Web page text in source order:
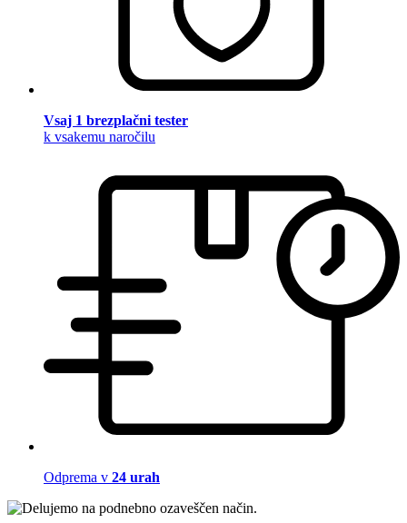
Vsaj 1 brezplačni tester
k vsakemu naročilu
Odprema v 24 urah